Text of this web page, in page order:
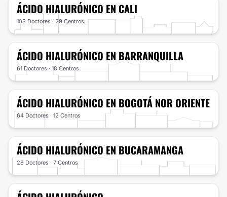
ÁCIDO HIALURÓNICO EN CALI
103 Doctores · 29 Centros
ÁCIDO HIALURÓNICO EN BARRANQUILLA
61 Doctores · 18 Centros
ÁCIDO HIALURÓNICO EN BOGOTÁ NOR ORIENTE
64 Doctores · 12 Centros
ÁCIDO HIALURÓNICO EN BUCARAMANGA
28 Doctores · 7 Centros